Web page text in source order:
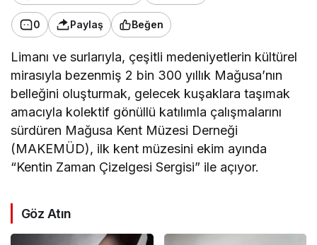
0 Paylaş Beğen
Limanı ve surlarıyla, çeşitli medeniyetlerin kültürel
mirasıyla bezenmiş 2 bin 300 yıllık Mağusa’nın
belleğini oluşturmak, gelecek kuşaklara taşımak
amacıyla kolektif gönüllü katılımla çalışmalarını
sürdüren Mağusa Kent Müzesi Derneği
(MAKEMÜD), ilk kent müzesini ekim ayında
“Kentin Zaman Çizelgesi Sergisi” ile açıyor.
Göz Atın